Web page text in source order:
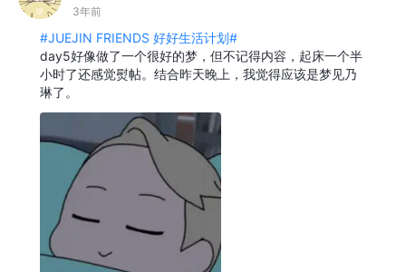
3年前
#JUEJIN FRIENDS 好好生活计划#
day5好像做了一个很好的梦，但不记得内容，起床一个半
小时了还感觉熨帖。结合昨天晚上，我觉得应该是梦见乃
琳了。